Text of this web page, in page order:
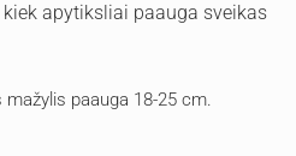
apytiksliai paauga sveikas
paauga 18-25 cm.